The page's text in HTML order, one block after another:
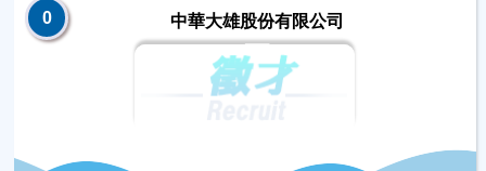
0 中華大雄股份有限公司